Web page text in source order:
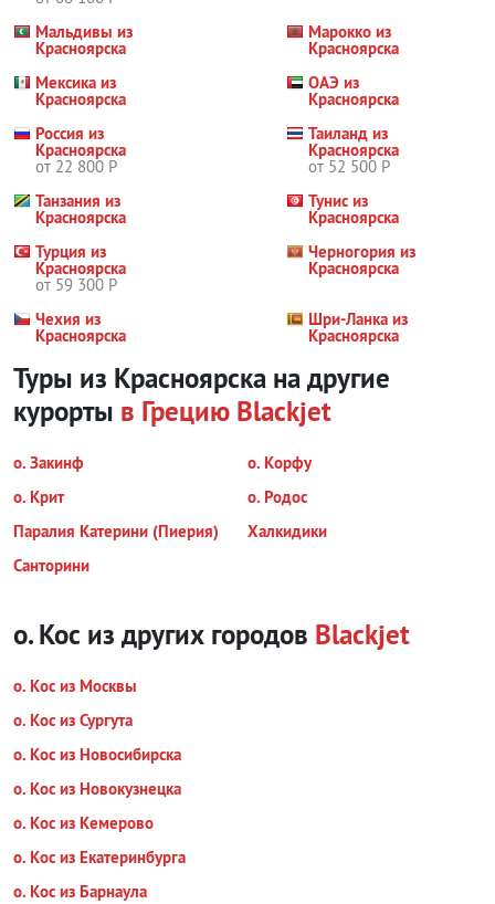
Мальдивы из
Красноярска
Марокко из
Красноярска
Мексика из
Красноярска
ОАЭ из
Красноярска
Россия из
Красноярска
от 22 800 Р
Таиланд из
Красноярска
от 52 500 Р
Танзания из
Красноярска
Тунис из
Красноярска
Турция из
Красноярска
от 59 300 Р
Черногория из
Красноярска
Чехия из
Красноярска
Шри-Ланка из
Красноярска
Туры из Красноярска на другие
курорты в Грецию Blackjet
о. Закинф
о. Корфу
о. Крит
о. Родос
Паралия Катерини (Пиерия)
Халкидики
Санторини
о. Кос из других городов Blackjet
о. Кос из Москвы
о. Кос из Сургута
о. Кос из Новосибирска
о. Кос из Новокузнецка
о. Кос из Кемерово
о. Кос из Екатеринбурга
о. Кос из Барнаула